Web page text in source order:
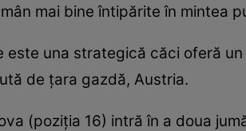
mai bine întipărite în mintea
este una strategică căci oferă
de țara gazdă, Austria.
(poziția 16) intră în a doua